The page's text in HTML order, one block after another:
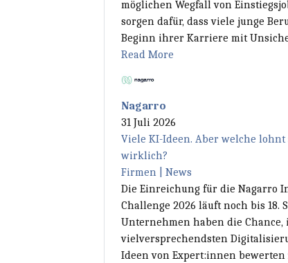
möglichen Wegfall von
sorgen dafür, dass viele junge
Beginn ihrer Karriere mit
Read More
Nagarro
31 Juli 2026
Viele KI-Ideen. Aber welche lohnt
wirklich?
Firmen | News
Die Einreichung für die Nagarro
Challenge 2026 läuft noch bis 18.
Unternehmen haben die Chance,
vielversprechendsten
Ideen von Expert:innen bewerten